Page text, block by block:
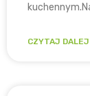
CZYTAJ